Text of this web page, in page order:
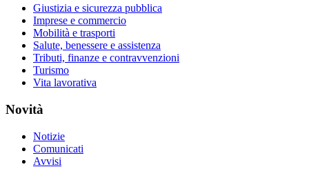
Giustizia e sicurezza pubblica
Imprese e commercio
Mobilità e trasporti
Salute, benessere e assistenza
Tributi, finanze e contravvenzioni
Turismo
Vita lavorativa
Novità
Notizie
Comunicati
Avvisi